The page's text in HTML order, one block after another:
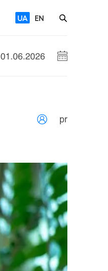
UA EN
01.06.2026
pr